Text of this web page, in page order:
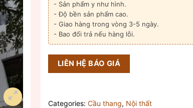
- Sản phẩm y như hình.
- Độ bền sản phẩm cao.
- Giao hàng trong vòng 3-5 ngày.
- Bao đổi trả nếu hàng lỗi.
LIÊN HỆ BÁO GIÁ
Categories: Cầu thang, Nội thất